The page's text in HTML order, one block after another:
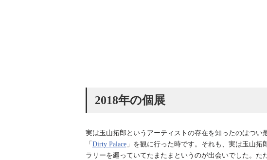
2018年の個展
実は玉山拓郎というアーティストの存在を知ったのはつい
「Dirty Palace」を観に行った時です。それも、実は玉山拓
ラリーを廻っていてたまたまというのが出会いでした。